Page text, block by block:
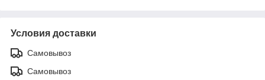
Условия доставки
Самовывоз
Самовывоз